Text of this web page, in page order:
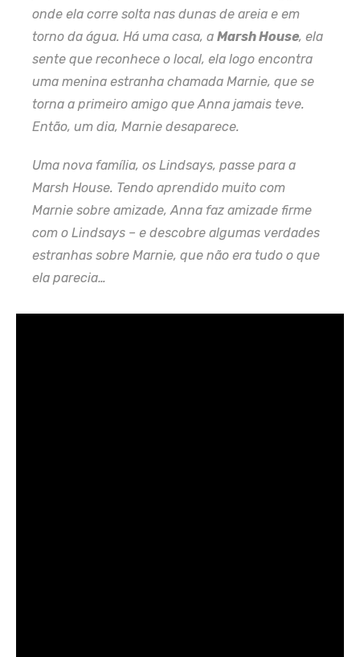
onde ela corre solta nas dunas de areia e em
torno da água. Há uma casa, a Marsh House, ela
sente que reconhece o local, ela logo encontra
uma menina estranha chamada Marnie, que se
torna a primeiro amigo que Anna jamais teve.
Então, um dia, Marnie desaparece.
Uma nova família, os Lindsays, passe para a
Marsh House. Tendo aprendido muito com
Marnie sobre amizade, Anna faz amizade firme
com o Lindsays – e descobre algumas verdades
estranhas sobre Marnie, que não era tudo o que
ela parecia…